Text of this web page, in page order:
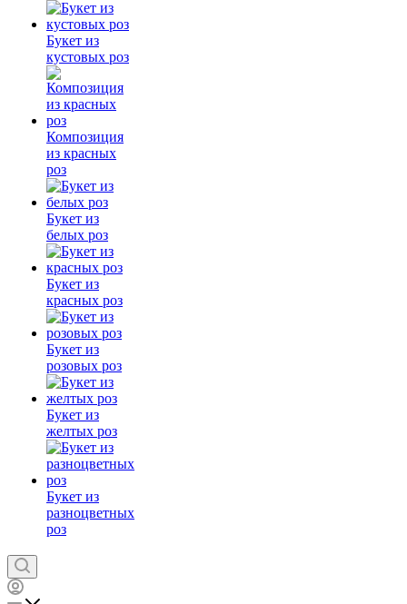
Букет из
кустовых роз
Композиция
из красных
роз
Букет из
белых роз
Букет из
красных роз
Букет из
розовых роз
Букет из
желтых роз
Букет из
разноцветных
роз